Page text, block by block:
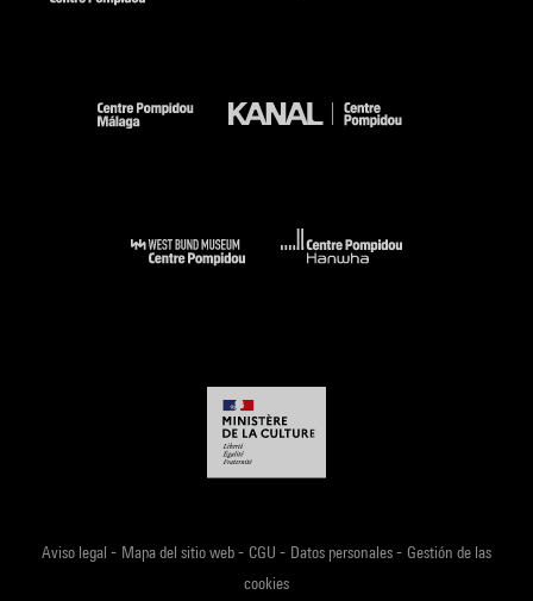
Aviso legal - Mapa del sitio web- CGU - Datos personales- Gestión de las
cookies